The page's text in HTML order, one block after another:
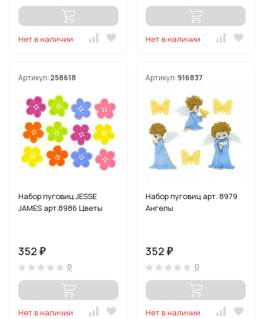
Нет в наличии Нет в наличии
Артикул: 258618
Набор пуговиц JESSE
JAMES арт.8986 Цветы
352 ₽
0
Нет в наличии
Артикул: 916837
Набор пуговиц арт. 8979
Ангелы
352 ₽
0
Нет в наличии